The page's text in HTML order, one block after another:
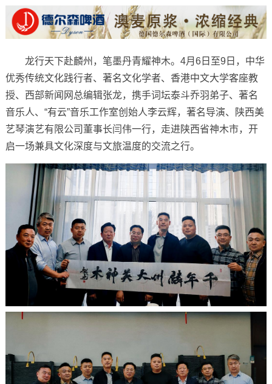
龙行天下赴麟州，笔墨丹青耀神木。4月6日至9日，中华
优秀传统文化践行者、著名文化学者、香港中文大学客座教
授、西部新闻网总编辑张龙，携手词坛泰斗乔羽弟子、著名
音乐人、“有云”音乐工作室创始人李云辉，著名导演、陕西美
艺琴演艺有限公司董事长闫伟一行，走进陕西省神木市，开
启一场兼具文化深度与文旅温度的交流之行。